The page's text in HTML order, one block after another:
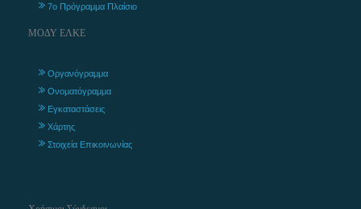
7ο Πρόγραμμα Πλαίσιο
ΜΟΔΥ ΕΛΚΕ
Οργανόγραμμα
Ονοματόγραμμα
Εγκαταστάσεις
Χάρτης
Στοιχεία Επικοινωνίας